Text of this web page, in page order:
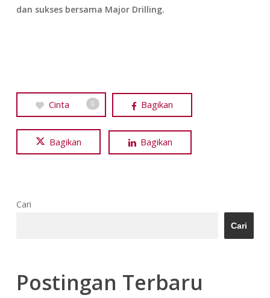
dan sukses bersama Major Drilling.
Cinta 0 Bagikan
Bagikan Bagikan
Cari
Cari
Postingan Terbaru